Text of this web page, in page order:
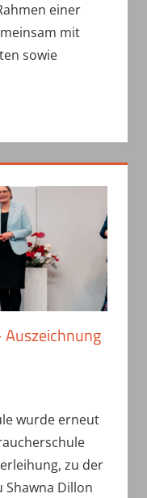
einer
mit
sowie
wurde erneut
zu der
Shawna Dillon